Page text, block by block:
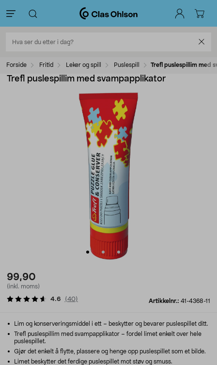
Forside Fritid Leker og spill Puslespill Trefl puslespillim med
Trefl puslespillim med svampapplikator
99,90
(inkl. moms)
Artikkelnr.: 41-4368-11
4.6 (40)
Lim og konserveringsmiddel i ett – beskytter og bevarer puslespillet ditt.
Trefl puslespillim med svampapplikator – fordel limet enkelt over hele
puslespillet.
Gjør det enkelt å flytte, plassere og henge opp puslespillet som et bilde.
Limet beskytter det ferdige puslespillet mot støv og smuss.